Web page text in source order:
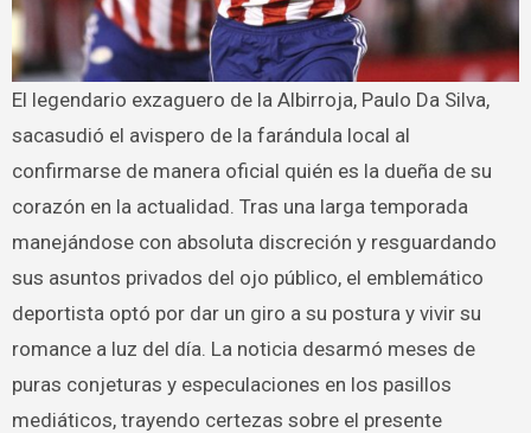
El legendario exzaguero de la Albirroja, Paulo Da Silva,
sacasudió el avispero de la farándula local al
confirmarse de manera oficial quién es la dueña de su
corazón en la actualidad. Tras una larga temporada
manejándose con absoluta discreción y resguardando
sus asuntos privados del ojo público, el emblemático
deportista optó por dar un giro a su postura y vivir su
romance a luz del día. La noticia desarmó meses de
puras conjeturas y especulaciones en los pasillos
mediáticos, trayendo certezas sobre el presente